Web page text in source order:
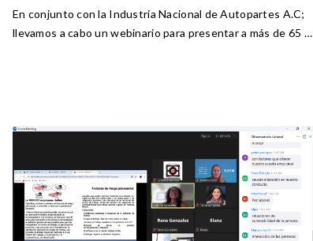
En conjunto con la Industria Nacional de Autopartes A.C;
llevamos a cabo un webinario para presentar a más de 65 …